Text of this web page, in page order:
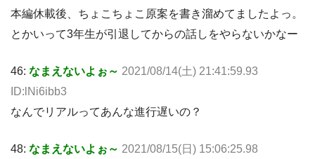
本編休載後、ちょこちょこ原案を書き溜めてましたよっ。
とかいって3年生が引退してからの話しをやらないかなー
46: なまえないよぉ～ 2021/08/14(土) 21:41:59.93
ID:lNi6ibb3
なんでリアルってあんな進行遅いの？
48: なまえないよぉ～ 2021/08/15(日) 15:06:25.98